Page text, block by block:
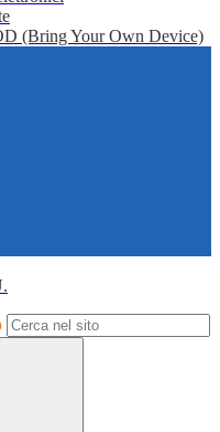
(Bring Your Own Device)